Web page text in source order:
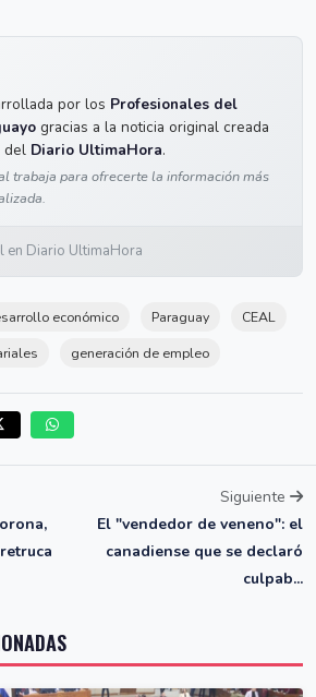
por los Profesionales del
gracias a la noticia original creada
del Diario UltimaHora.
trabaja para ofrecerte la información más
en Diario UltimaHora
económico Paraguay
CEAL
generación de empleo
Siguiente
El "vendedor de veneno": el
canadiense que se declaró
culpab...